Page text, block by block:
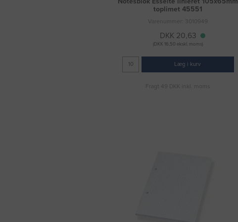
toplimet 45551
Varenummer: 3010949
DKK 20,63
(DKK 16,50 ekskl. moms)
Læg i kurv
Fragt 49 DKK inkl. moms